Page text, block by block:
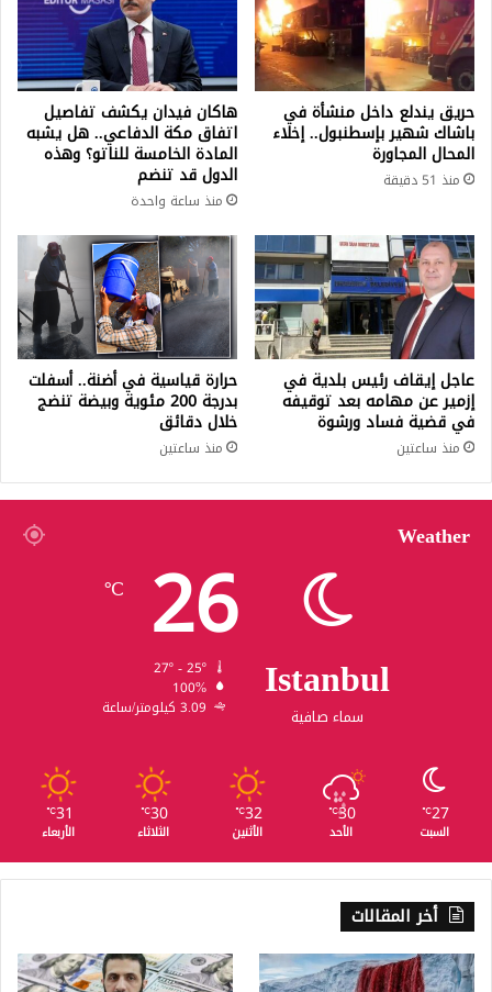
حريق يندلع داخل منشأة في
باشاك شهير بإسطنبول.. إخلاء
المحال المجاورة
منذ 51 دقيقة
هاكان فيدان يكشف تفاصيل
اتفاق مكة الدفاعي.. هل يشبه
المادة الخامسة للناتو؟ وهذه
الدول قد تنضم
منذ ساعة واحدة
عاجل إيقاف رئيس بلدية في
إزمير عن مهامه بعد توقيفه
في قضية فساد ورشوة
منذ ساعتين
حرارة قياسية في أضنة.. أسفلت
بدرجة 200 مئوية وبيضة تنضج
خلال دقائق
منذ ساعتين
Weather
Istanbul
سماء صافية
26
℃
100%
3.09 كيلومتر/ساعة
27
℃
السبت
30
℃
الأحد
32
℃
الأثنين
30
℃
الثلاثاء
31
℃
الأربعاء
أخر المقالات